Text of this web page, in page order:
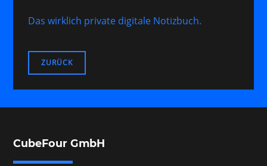
Das wirklich private digitale Notizbuch.
ZURÜCK
CubeFour GmbH